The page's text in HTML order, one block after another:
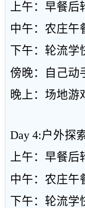
上午：早餐
中午：农庄午
下午：轮流
傍晚：自己动
晚上：场地游
Day 4:户外探
上午：早餐后
中午：农庄午
下午：轮流学